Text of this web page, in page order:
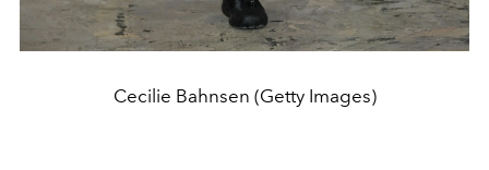
Cecilie Bahnsen (Getty Images)